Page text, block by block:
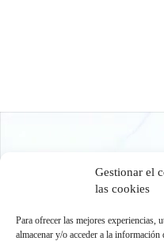
Gestionar el
las cookies
Para ofrecer las mejores experiencias,
almacenar y/o acceder a la
SOLICITAR CITA
Móvil:638 510 075